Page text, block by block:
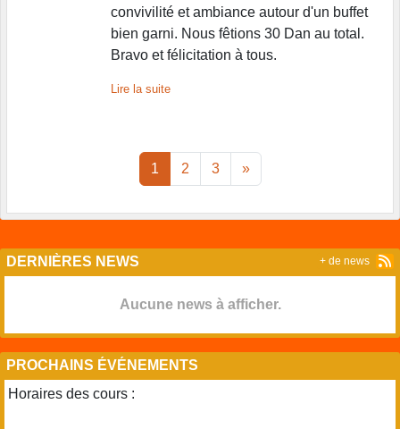
convivilité et ambiance autour d'un buffet
bien garni. Nous fêtions 30 Dan au total.
Bravo et félicitation à tous.
Lire la suite
1 2 3 »
DERNIÈRES NEWS
Aucune news à afficher.
+ de news
PROCHAINS ÉVÉNEMENTS
Horaires des cours :